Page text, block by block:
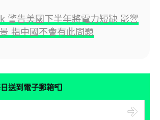
警告美國下半年將電力短缺 影響
指中國不會有此問題
送到電子郵箱📮